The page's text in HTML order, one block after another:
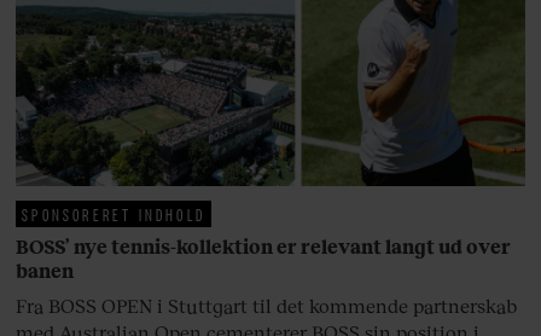
fortællerens plads i et portræt om
arv, angst, familieliv, frygten for
at miste stemmen og den
livsglæde, han nægter at give slip
på.
SPONSORERET INDHOLD
BOSS’ nye tennis-kollektion er relevant langt ud over
banen
Fra BOSS OPEN i Stuttgart til det kommende partnerskab